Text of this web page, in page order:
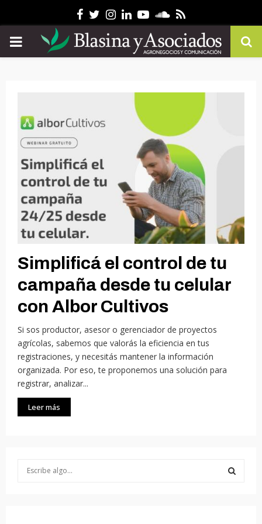
Facebook
Twitter
Instagram
Linkedin
YoutubeSoundcloud
Rss
PRIMARY
Simplificá el control de tu
campaña desde tu celular
con Albor Cultivos
Si sos productor, asesor o gerenciador de proyectos
agrícolas, sabemos que valorás la eficiencia en tus
registraciones, y necesitás mantener la información
organizada. Por eso, te proponemos una solución para
registrar, analizar...
Leer más